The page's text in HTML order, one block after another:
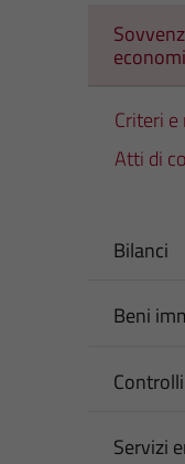
Criteri
Atti di
Bilanci
Beni
Servizi